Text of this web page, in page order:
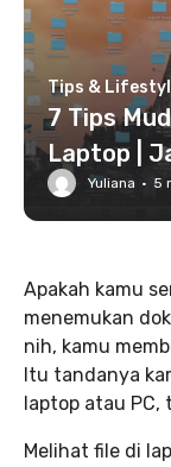
Tips &
7 Tips
Laptop |
Yuliana · 5
Apakah kamu
menemukan
nih, kamu
Itu tandanya
laptop atau PC,
Melihat file di